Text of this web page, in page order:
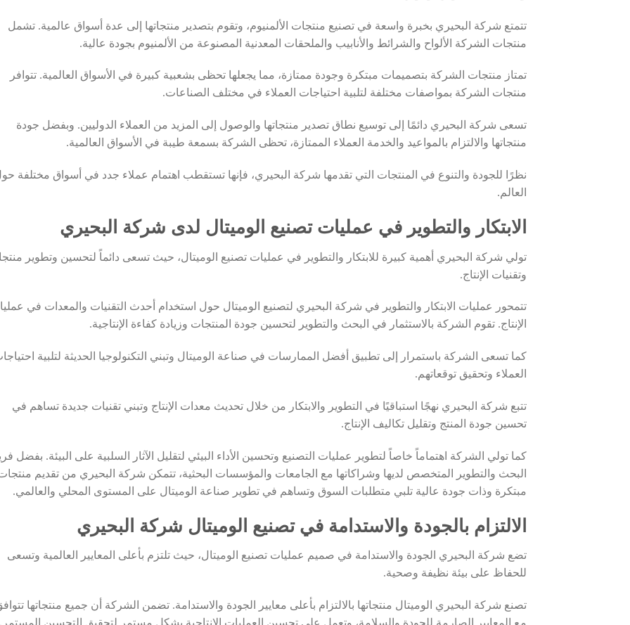
تتمتع شركة البحيري بخبرة واسعة في تصنيع منتجات الألمنيوم، وتقوم بتصدير منتجاتها إلى عدة أسواق عالمية. تشمل
منتجات الشركة الألواح والشرائط والأنابيب والملحقات المعدنية المصنوعة من الألمنيوم بجودة عالية.
تمتاز منتجات الشركة بتصميمات مبتكرة وجودة ممتازة، مما يجعلها تحظى بشعبية كبيرة في الأسواق العالمية. تتوافر
منتجات الشركة بمواصفات مختلفة لتلبية احتياجات العملاء في مختلف الصناعات.
تسعى شركة البحيري دائمًا إلى توسيع نطاق تصدير منتجاتها والوصول إلى المزيد من العملاء الدوليين. وبفضل جودة
منتجاتها والالتزام بالمواعيد والخدمة العملاء الممتازة، تحظى الشركة بسمعة طيبة في الأسواق العالمية.
نظرًا للجودة والتنوع في المنتجات التي تقدمها شركة البحيري، فإنها تستقطب اهتمام عملاء جدد في أسواق مختلفة
العالم.
الابتكار والتطوير في عمليات تصنيع الوميتال لدى شركة البحيري
تولي شركة البحيري أهمية كبيرة للابتكار والتطوير في عمليات تصنيع الوميتال، حيث تسعى دائماً لتحسين وتطوير
وتقنيات الإنتاج.
تتمحور عمليات الابتكار والتطوير في شركة البحيري لتصنيع الوميتال حول استخدام أحدث التقنيات والمعدات في
الإنتاج. تقوم الشركة بالاستثمار في البحث والتطوير لتحسين جودة المنتجات وزيادة كفاءة الإنتاجية.
كما تسعى الشركة باستمرار إلى تطبيق أفضل الممارسات في صناعة الوميتال وتبني التكنولوجيا الحديثة لتلبية
العملاء وتحقيق توقعاتهم.
تتبع شركة البحيري نهجًا استباقيًا في التطوير والابتكار من خلال تحديث معدات الإنتاج وتبني تقنيات جديدة تساهم في
تحسين جودة المنتج وتقليل تكاليف الإنتاج.
كما تولي الشركة اهتماماً خاصاً لتطوير عمليات التصنيع وتحسين الأداء البيئي لتقليل الآثار السلبية على البيئة. بفضل
البحث والتطوير المتخصص لديها وشراكاتها مع الجامعات والمؤسسات البحثية، تتمكن شركة البحيري من تقديم
مبتكرة وذات جودة عالية تلبي متطلبات السوق وتساهم في تطوير صناعة الوميتال على المستوى المحلي والعالمي.
الالتزام بالجودة والاستدامة في تصنيع الوميتال شركة البحيري
تضع شركة البحيري الجودة والاستدامة في صميم عمليات تصنيع الوميتال، حيث تلتزم بأعلى المعايير العالمية وتسعى
للحفاظ على بيئة نظيفة وصحية.
تصنع شركة البحيري الوميتال منتجاتها بالالتزام بأعلى معايير الجودة والاستدامة. تضمن الشركة أن جميع منتجاتها
مع المعايير الصارمة للجودة والسلامة، وتعمل على تحسين العمليات الإنتاجية بشكل مستمر لتحقيق التحسين المستمر.